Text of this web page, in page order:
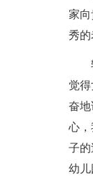
家
秀
觉
奋
心
子
幼儿